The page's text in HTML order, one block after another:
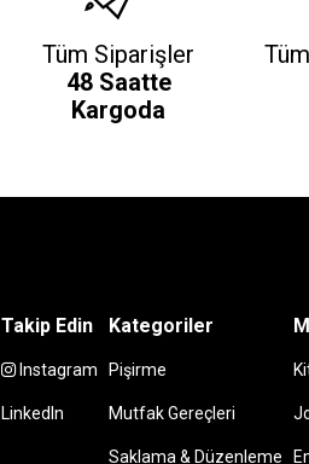
Tüm Siparişler
48 Saatte
Kargoda
Takip Edin
Instagram
LinkedIn
Kategoriler
Pişirme
Mutfak Gereçleri
Saklama & Düzenleme